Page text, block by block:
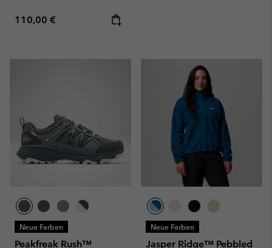
Regular price:
110,00 €
Neue Farben
Peakfreak Rush™
Neue Farben
Jasper Ridge™ Pebbled